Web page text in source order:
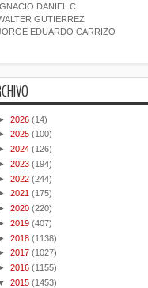
DANIEL C.
GUTIERREZ
EDUARDO CARRIZO
2026 (14)
2025 (100)
2024 (126)
2023 (194)
2022 (244)
2021 (175)
2020 (220)
2019 (407)
2018 (1138)
2017 (1027)
2016 (1155)
2015 (1453)